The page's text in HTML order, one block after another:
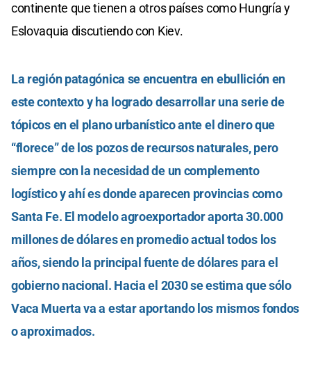
continente que tienen a otros países como Hungría y
Eslovaquia discutiendo con Kiev.
La región patagónica se encuentra en ebullición en
este contexto y ha logrado desarrollar una serie de
tópicos en el plano urbanístico ante el dinero que
“florece” de los pozos de recursos naturales, pero
siempre con la necesidad de un complemento
logístico y ahí es donde aparecen provincias como
Santa Fe. El modelo agroexportador aporta 30.000
millones de dólares en promedio actual todos los
años, siendo la principal fuente de dólares para el
gobierno nacional. Hacia el 2030 se estima que sólo
Vaca Muerta va a estar aportando los mismos fondos
o aproximados.